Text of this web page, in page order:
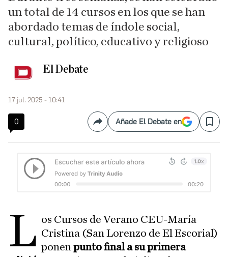
un total de 14 cursos en los que se han
abordado temas de índole social,
cultural, político, educativo y religioso
El Debate
17 jul. 2025 - 10:41
0 CompartirAñade El Debate en Save
L os Cursos de Verano CEU-María
Cristina (San Lorenzo de El Escorial)
ponenpunto final a su primera